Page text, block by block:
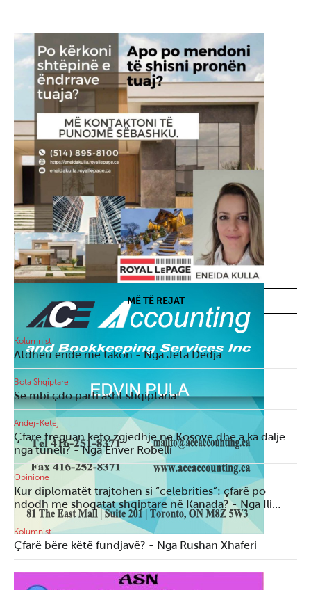
MË TË REJAT
Kolumnist
Atdheu ende më takon - Nga Jeta Dedja
Bota Shqiptare
Se mbi çdo parti asht shqiptaria!
Andej-Këtej
Çfarë treguan këto zgjedhje në Kosovë dhe a ka dalje
nga tuneli? - Nga Enver Robelli
Opinione
Kur diplomatët trajtohen si “celebrities”: çfarë po
ndodh me shoqatat shqiptare në Kanada? - Nga Ili…
Kolumnist
Çfarë bëre këtë fundjavë? - Nga Rushan Xhaferi